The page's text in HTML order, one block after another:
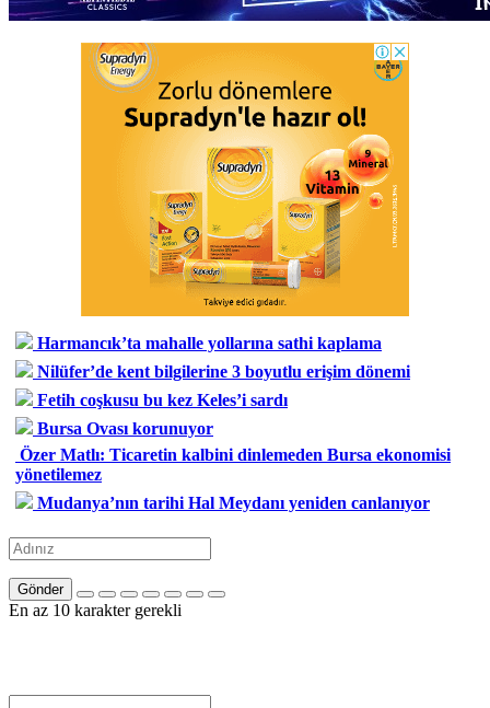
Harmancık’ta mahalle yollarına sathi kaplama
Nilüfer’de kent bilgilerine 3 boyutlu erişim dönemi
Fetih coşkusu bu kez Keles’i sardı
Bursa Ovası korunuyor
Özer Matlı: Ticaretin kalbini dinlemeden Bursa ekonomisi
yönetilemez
Mudanya’nın tarihi Hal Meydanı yeniden canlanıyor
Gönder
En az 10 karakter gerekli